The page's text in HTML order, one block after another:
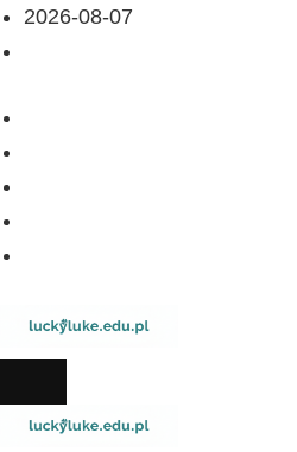
2026-08-07